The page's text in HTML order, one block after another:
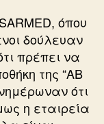
όπου
δούλευαν
πρέπει να
της “ΑΒ
ότι
η εταιρεία